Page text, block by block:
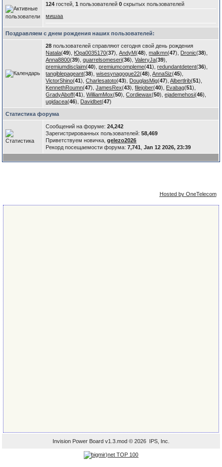
124 гостей,1 пользователей0 скрытых пользователей
мишаа
Поздравляем с днем рождения наших пользователей:
28 пользователей справляют сегодня свой день рождения
Natala(49), Юра0035170(37),AndyM(48),malkmn(47), Dronic(38),
Anna8800(39),quarrelsomeseri(36),ValeryJa(39),
premiumdisclaim(40),premiumcompleme(41),redundantdetent(36),
tangiblepageant(38),wisesynagogue22(48),AnnaSiz(45),
VictorShino(41),Charlesatoto(43), DouglasMig(47),Albertlrib(51),
KennethRoumn(47),JamesRex(43),filejober(40), Evabag(51),
GradyAboff(41),WilliamMox(50),Cordiewax(50),ejademehosi(46),
ugidacea(46), Davidbet(47)
Статистика форума
Сообщений на форуме:24,242
Зарегистрированных пользователей:58,469
Приветствуем новичка,gelezo2026
Рекорд посещаемости форума:7,741 ,Jan 12 2026, 23:39
Hosted by OneTelecom
Invision Power Board v1.3.mod © 2026 IPS, Inc.